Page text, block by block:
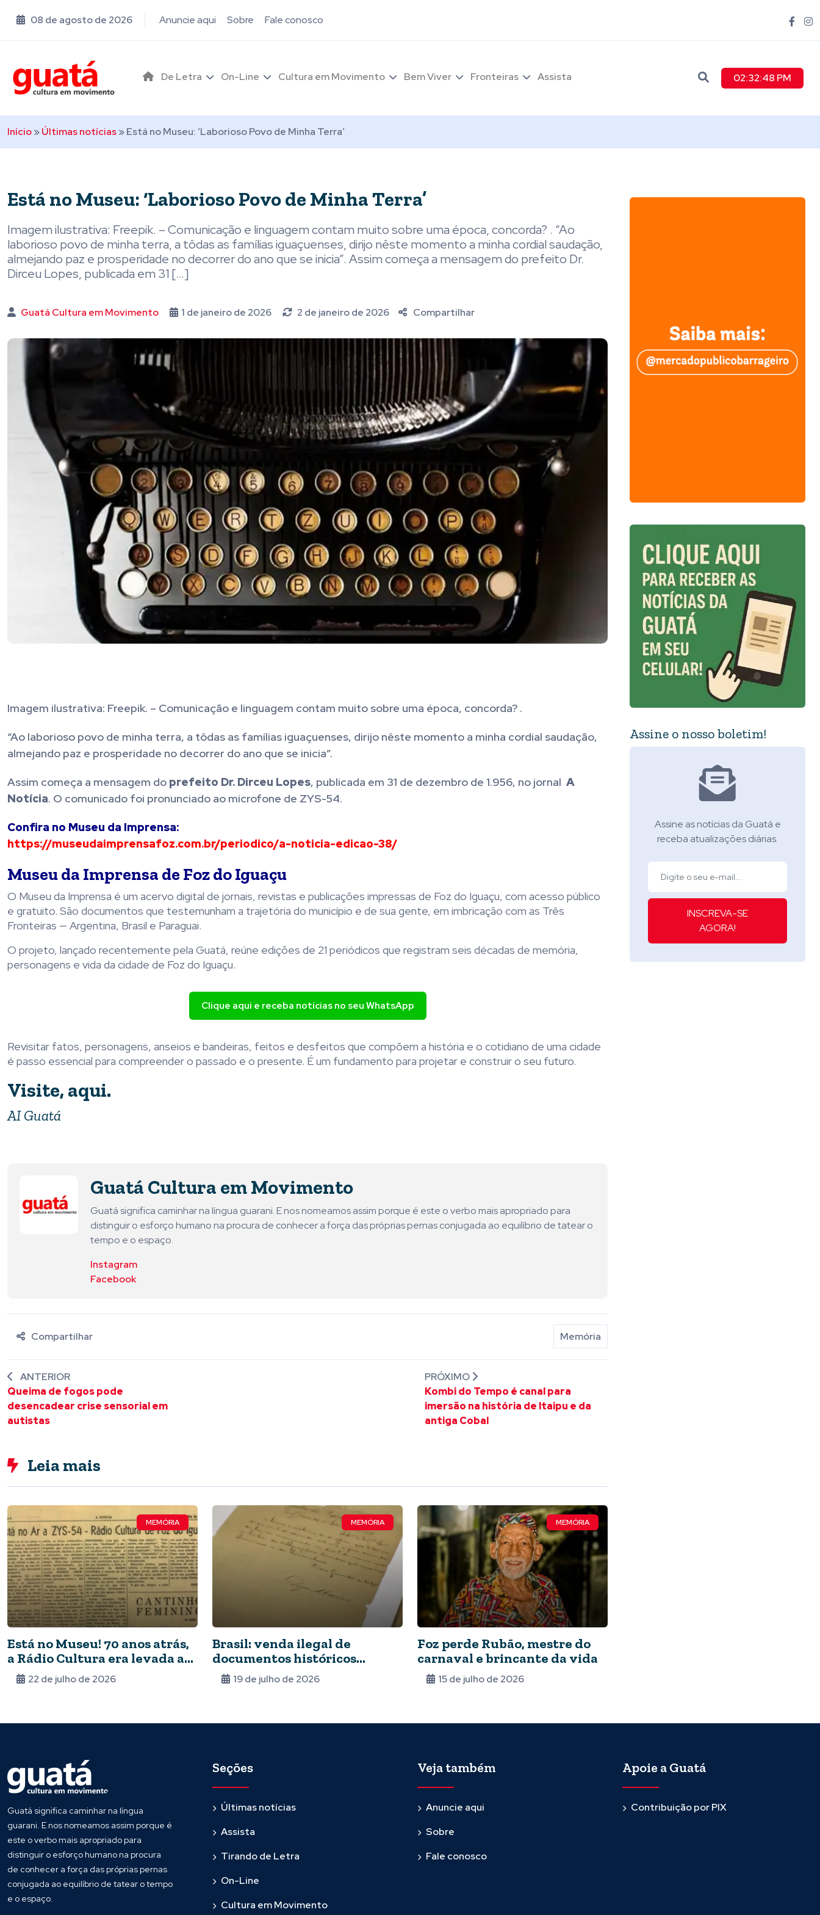
08 de agosto de 2026 Anuncie aqui Sobre Fale conosco
De Letra On-Line Cultura em Movimento Bem Viver Fronteiras Assista 02:32:49 PM
Início»Últimas notícias»Está no Museu: ‘Laborioso Povo de Minha Terra’
Está no Museu: ‘Laborioso Povo de Minha Terra’
Imagem ilustrativa: Freepik. – Comunicação e linguagem contam muito sobre uma época, concorda? . “Ao
laborioso povo de minha terra, a tôdas as famílias iguaçuenses, dirijo nêste momento a minha cordial saudação,
almejando paz e prosperidade no decorrer do ano que se inicia”. Assim começa a mensagem do prefeito Dr.
Dirceu Lopes, publicada em 31 […]
Guatá Cultura em Movimento 1 de janeiro de 2026 2 de janeiro de 2026 Compartilhar
Imagem ilustrativa: Freepik. – Comunicação e linguagem contam muito sobre uma época, concorda? .
“Ao laborioso povo de minha terra, a tôdas as famílias iguaçuenses, dirijo nêste momento a minha cordial saudação,
almejando paz e prosperidade no decorrer do ano que se inicia”.
Assim começa a mensagem do prefeito Dr. Dirceu Lopes, publicada em 31 de dezembro de 1.956, no jornal A
Notícia. O comunicado foi pronunciado ao microfone de ZYS-54.
Confira no Museu da Imprensa:
https://museudaimprensafoz.com.br/periodico/a-noticia-edicao-38/
Museu da Imprensa de Foz do Iguaçu
O Museu da Imprensa é um acervo digital de jornais, revistas e publicações impressas de Foz do Iguaçu, com acesso público
e gratuito. São documentos que testemunham a trajetória do município e de sua gente, em imbricação com as Três
Fronteiras — Argentina, Brasil e Paraguai.
O projeto, lançado recentemente pela Guatá, reúne edições de 21 periódicos que registram seis décadas de memória,
personagens e vida da cidade de Foz do Iguaçu.
Clique aqui e receba notícias no seu WhatsApp
Revisitar fatos, personagens, anseios e bandeiras, feitos e desfeitos que compõem a história e o cotidiano de uma cidade
é passo essencial para compreender o passado e o presente. É um fundamento para projetar e construir o seu futuro.
Visite, aqui.
AI Guatá
Guatá Cultura em Movimento
Guatá significa caminhar na língua guarani. E nos nomeamos assim porque é este o verbo mais apropriado para
distinguir o esforço humano na procura de conhecer a força das próprias pernas conjugada ao equilíbrio de tatear o
tempo e o espaço.
Instagram
Facebook
Compartilhar Memória
ANTERIOR
Queima de fogos pode
desencadear crise sensorial em
autistas
PRÓXIMO
Kombi do Tempo é canal para
imersão na história de Itaipu e da
antiga Cobal
Leia mais
MEMÓRIA
Está no Museu! 70 anos atrás,
a Rádio Cultura era levada ao
ar
22 de julho de 2026
MEMÓRIA
Brasil: venda ilegal de
documentos históricos
preocupa Arquivo Nacional
19 de julho de 2026
MEMÓRIA
Foz perde Rubão, mestre do
carnaval e brincante da vida
15 de julho de 2026
Assine o nosso boletim!
Assine as notícias da Guatá e
receba atualizações diárias.
INSCREVA-SE
AGORA!
Guatá significa caminhar na língua
guarani. E nos nomeamos assim porque é
este o verbo mais apropriado para
distinguir o esforço humano na procura
de conhecer a força das próprias pernas
conjugada ao equilíbrio de tatear o tempo
e o espaço.
Seções
Últimas notícias
Assista
Tirando de Letra
On-Line
Cultura em Movimento
Veja também
Anuncie aqui
Sobre
Fale conosco
Apoie a Guatá
Contribuição por PIX